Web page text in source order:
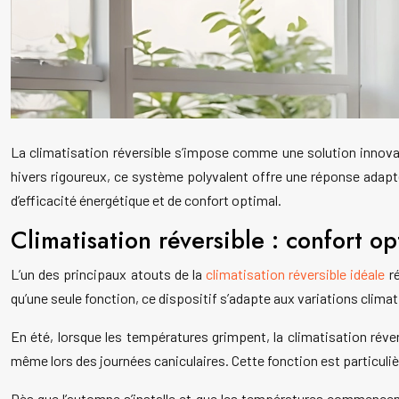
La climatisation réversible s’impose comme une solution
hivers rigoureux, ce système polyvalent offre une réponse
d’efficacité énergétique et de confort optimal.
Climatisation réversible : confort
L’un des principaux atouts de laclimatisation réversible idéale
qu’une seule fonction, ce dispositif s’adapte aux variations
En été, lorsque les températures grimpent, la climatisation
même lors des journées caniculaires. Cette fonction est